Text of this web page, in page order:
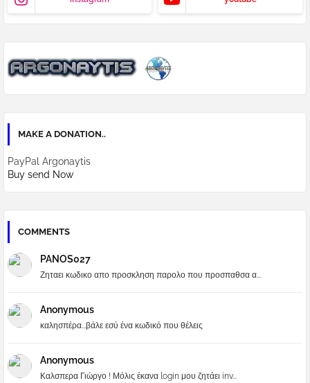
MAKE A DONATION..
PayPal Argonaytis
Buy send Now
COMMENTS
PANOS027
Ζηταει κωδικο απο προσκληση παρολο που προσπαθσα α...
Anonymous
καλησπέρα...βάλε εσύ ένα κωδικό που θέλεις
Anonymous
Καλσπερα Γιώργο ! Μόλις έκανα login μου ζητάει inv...